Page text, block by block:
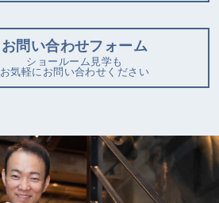
お問い合わせフォーム
ショールーム見学も
お気軽にお問い合わせください